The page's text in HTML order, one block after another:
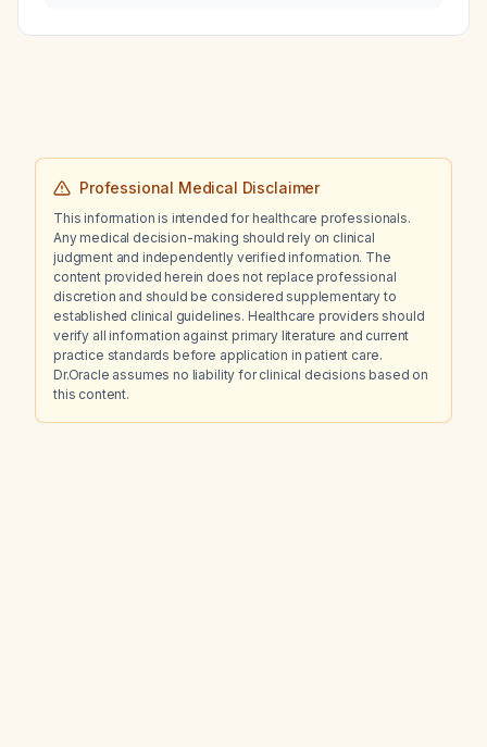
Professional Medical Disclaimer
This information is intended for healthcare professionals.
Any medical decision-making should rely on clinical
judgment and independently verified information. The
content provided herein does not replace professional
discretion and should be considered supplementary to
established clinical guidelines. Healthcare providers should
verify all information against primary literature and current
practice standards before application in patient care.
Dr.Oracle assumes no liability for clinical decisions based on
this content.